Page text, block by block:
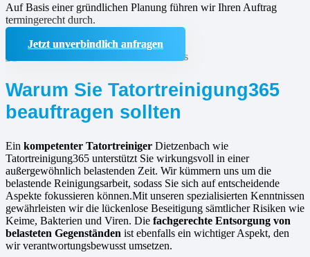
Auf Basis einer gründlichen Planung führen wir Ihren Auftrag
termingerecht durch.
Jetzt unverbindlich anfragen
Warum Sie Tatortreinigung365
beauftragen sollten
Ein kompetenter Tatortreiniger Dietzenbach wie
Tatortreinigung365 unterstützt Sie wirkungsvoll in einer
außergewöhnlich belastenden Zeit. Wir kümmern uns um die
belastende Reinigungsarbeit, sodass Sie sich auf entscheidende
Aspekte fokussieren können.Mit unseren spezialisierten Kenntnissen
gewährleisten wir die lückenlose Beseitigung sämtlicher Risiken wie
Keime, Bakterien und Viren. Die fachgerechte Entsorgung von
belasteten Gegenständen ist ebenfalls ein wichtiger Aspekt, den
wir verantwortungsbewusst umsetzen.